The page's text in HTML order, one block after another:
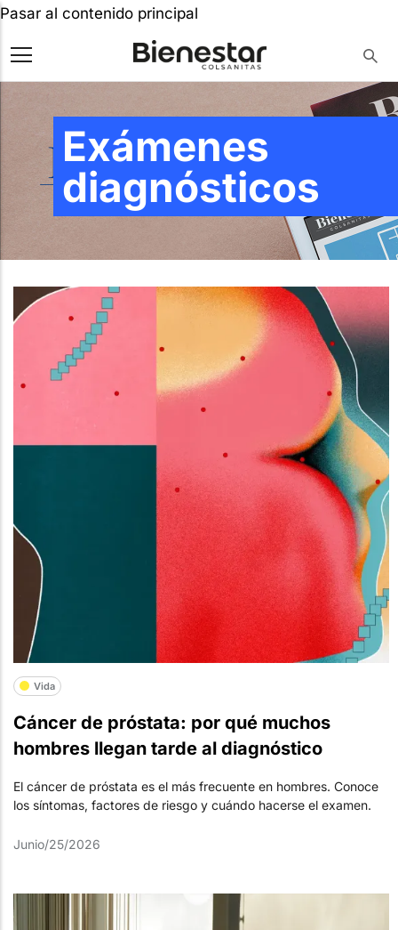
Pasar al contenido principal
Exámenes
diagnósticos
Vida
Cáncer de próstata: por qué muchos
hombres llegan tarde al diagnóstico
El cáncer de próstata es el más frecuente en hombres. Conoce
los síntomas, factores de riesgo y cuándo hacerse el examen.
Junio/25/2026